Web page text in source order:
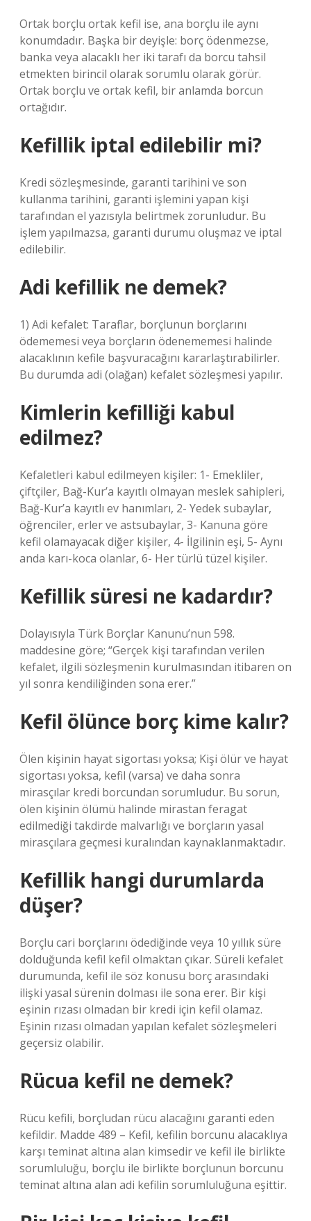
Ortak borçlu ortak kefil ise, ana borçlu ile aynı
konumdadır. Başka bir deyişle: borç ödenmezse,
banka veya alacaklı her iki tarafı da borcu tahsil
etmekten birincil olarak sorumlu olarak görür.
Ortak borçlu ve ortak kefil, bir anlamda borcun
ortağıdır.
Kefillik iptal edilebilir mi?
Kredi sözleşmesinde, garanti tarihini ve son
kullanma tarihini, garanti işlemini yapan kişi
tarafından el yazısıyla belirtmek zorunludur. Bu
işlem yapılmazsa, garanti durumu oluşmaz ve iptal
edilebilir.
Adi kefillik ne demek?
1) Adi kefalet: Taraflar, borçlunun borçlarını
ödememesi veya borçların ödenememesi halinde
alacaklının kefile başvuracağını kararlaştırabilirler.
Bu durumda adi (olağan) kefalet sözleşmesi yapılır.
Kimlerin kefilliği kabul
edilmez?
Kefaletleri kabul edilmeyen kişiler: 1- Emekliler,
çiftçiler, Bağ-Kur’a kayıtlı olmayan meslek sahipleri,
Bağ-Kur’a kayıtlı ev hanımları, 2- Yedek subaylar,
öğrenciler, erler ve astsubaylar, 3- Kanuna göre
kefil olamayacak diğer kişiler, 4- İlgilinin eşi, 5- Aynı
anda karı-koca olanlar, 6- Her türlü tüzel kişiler.
Kefillik süresi ne kadardır?
Dolayısıyla Türk Borçlar Kanunu’nun 598.
maddesine göre; “Gerçek kişi tarafından verilen
kefalet, ilgili sözleşmenin kurulmasından itibaren on
yıl sonra kendiliğinden sona erer.”
Kefil ölünce borç kime kalır?
Ölen kişinin hayat sigortası yoksa; Kişi ölür ve hayat
sigortası yoksa, kefil (varsa) ve daha sonra
mirasçılar kredi borcundan sorumludur. Bu sorun,
ölen kişinin ölümü halinde mirastan feragat
edilmediği takdirde malvarlığı ve borçların yasal
mirasçılara geçmesi kuralından kaynaklanmaktadır.
Kefillik hangi durumlarda
düşer?
Borçlu cari borçlarını ödediğinde veya 10 yıllık süre
dolduğunda kefil kefil olmaktan çıkar. Süreli kefalet
durumunda, kefil ile söz konusu borç arasındaki
ilişki yasal sürenin dolması ile sona erer. Bir kişi
eşinin rızası olmadan bir kredi için kefil olamaz.
Eşinin rızası olmadan yapılan kefalet sözleşmeleri
geçersiz olabilir.
Rücua kefil ne demek?
Rücu kefili, borçludan rücu alacağını garanti eden
kefildir. Madde 489 – Kefil, kefilin borcunu alacaklıya
karşı teminat altına alan kimsedir ve kefil ile birlikte
sorumluluğu, borçlu ile birlikte borçlunun borcunu
teminat altına alan adi kefilin sorumluluğuna eşittir.